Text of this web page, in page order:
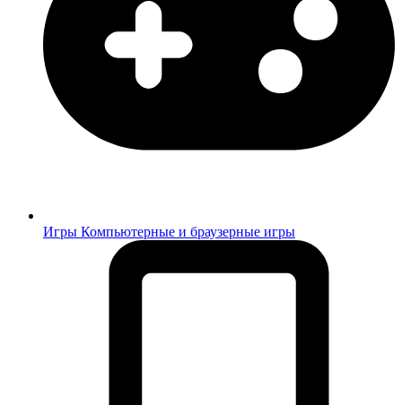
Игры Компьютерные и браузерные игры